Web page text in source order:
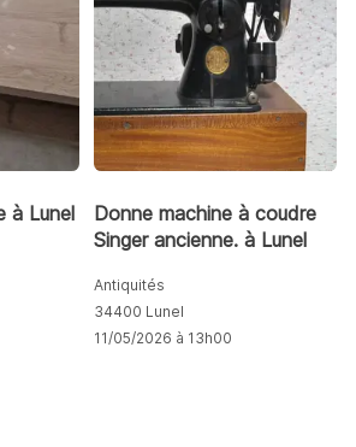
à Lunel
Donne machine à coudre
Singer ancienne. à Lunel
Antiquités
34400 Lunel
11/05/2026 à 13h00